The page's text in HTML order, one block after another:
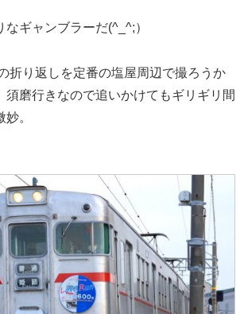
なギャンブラーだ(^_^;）
折り返しを定番の塩屋周辺で撮ろうか
須磨行きなので追いかけてもギリギリ間
。